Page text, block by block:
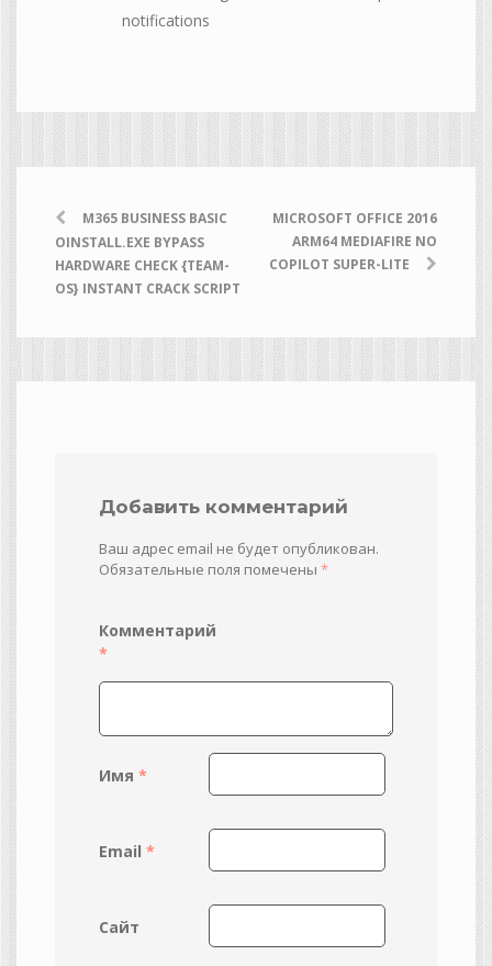
notifications
M365 BUSINESS BASIC
OINSTALL.EXE BYPASS
HARDWARE CHECK {TEAM-
OS} INSTANT CRACK SCRIPT
MICROSOFT OFFICE 2016
ARM64 MEDIAFIRE NO
COPILOT SUPER-LITE
Добавить комментарий
Ваш адрес email не будет опубликован.
Обязательные поля помечены *
Комментарий
*
Имя *
Email *
Сайт